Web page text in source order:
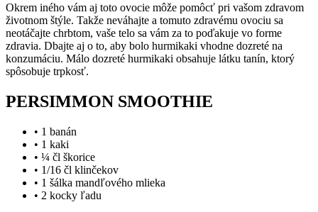
Okrem iného vám aj toto ovocie môže pomôcť pri vašom zdravom
životnom štýle. Takže neváhajte a tomuto zdravému ovociu sa
neotáčajte chrbtom, vaše telo sa vám za to poďakuje vo forme
zdravia. Dbajte aj o to, aby bolo hurmikaki vhodne dozreté na
konzumáciu. Málo dozreté hurmikaki obsahuje látku tanín, ktorý
spôsobuje trpkosť.
PERSIMMON SMOOTHIE
• 1 banán
• 1 kaki
• ¼ čl škorice
• 1/16 čl klinčekov
• 1 šálka mandľového mlieka
• 2 kocky ľadu